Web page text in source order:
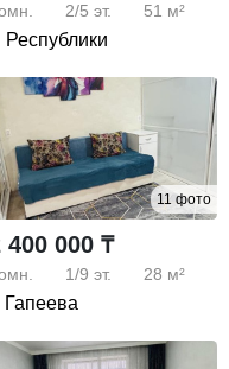
2/5 эт. 51 м²
Республики
11 фото
400 000 ₸
1/9 эт. 28 м²
Гапеева